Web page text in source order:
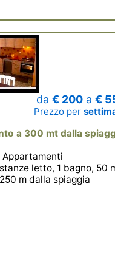
da € 200a €
Prezzo per
a 300 mt dalla
Appartamenti
letto, 1 bagno, 50
m dalla spiaggia